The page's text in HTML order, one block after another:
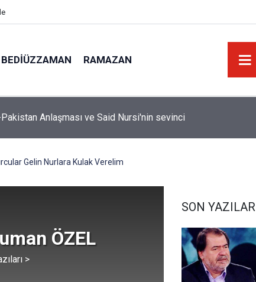
BEDIÜZZAMAN RAMAZAN
telefonla oynayan cemaate tepki: Aşağı ineceğim!
Gelin Nurlara Kulak Verelim
ÖZEL
>
SON YAZILAR